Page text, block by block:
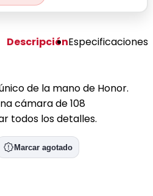
DescripciónEspecificaciones
de la mano de Honor.
cámara de 108
todos los detalles.
Marcar agotado